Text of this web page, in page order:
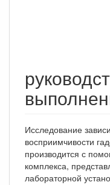
Исследование
восприимчивости
производится с
комплекса,
лабораторной